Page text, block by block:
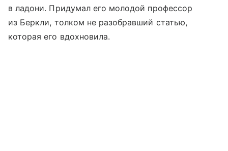
в ладони. Придумал его молодой профессор
из Беркли, толком не разобравший статью,
которая его вдохновила.